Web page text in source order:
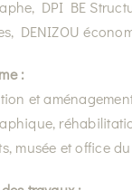
DPI BE
DENIZOU
:
et
musée et office